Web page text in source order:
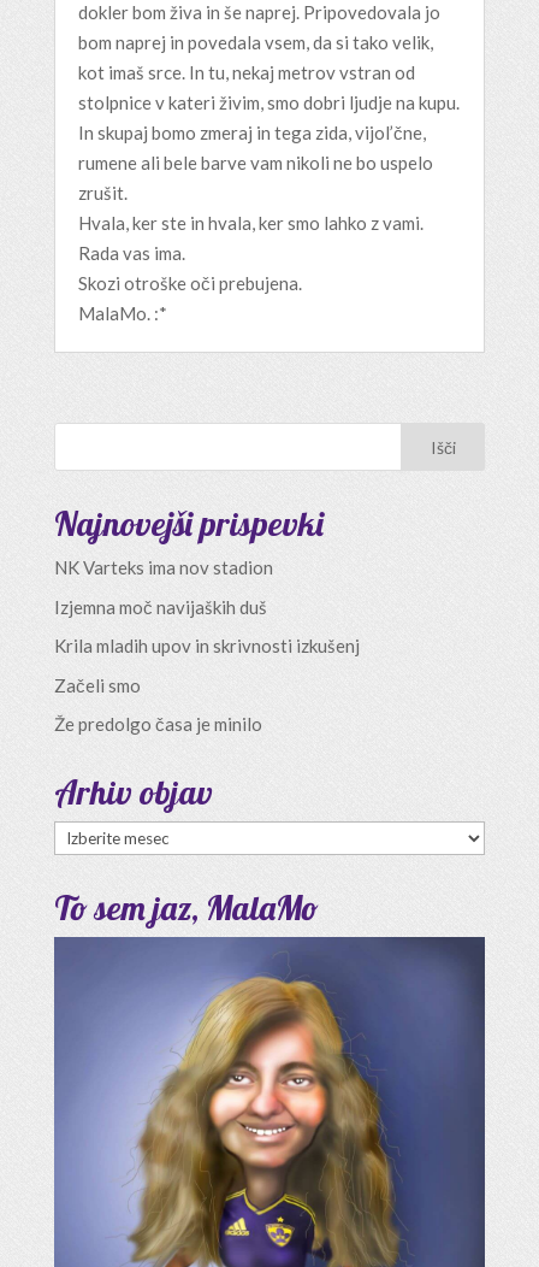
dokler bom živa in še naprej. Pripovedovala jo
bom naprej in povedala vsem, da si tako velik,
kot imaš srce. In tu, nekaj metrov vstran od
stolpnice v kateri živim, smo dobri ljudje na kupu.
In skupaj bomo zmeraj in tega zida, vijol’čne,
rumene ali bele barve vam nikoli ne bo uspelo
zrušit.
Hvala, ker ste in hvala, ker smo lahko z vami.
Rada vas ima.
Skozi otroške oči prebujena.
MalaMo. :*
Najnovejši prispevki
NK Varteks ima nov stadion
Izjemna moč navijaških duš
Krila mladih upov in skrivnosti izkušenj
Začeli smo
Že predolgo časa je minilo
Arhiv objav
Arhiv
To sem jaz, MalaMo